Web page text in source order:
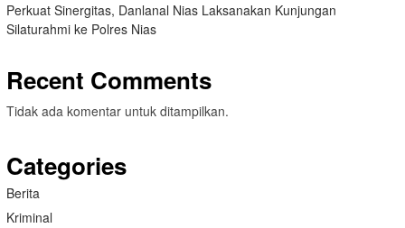
Perkuat Sinergitas, Danlanal Nias Laksanakan Kunjungan
Silaturahmi ke Polres Nias
Recent Comments
Tidak ada komentar untuk ditampilkan.
Categories
Berita
Kriminal